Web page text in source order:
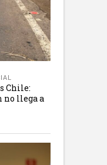
Chile:
no llega a